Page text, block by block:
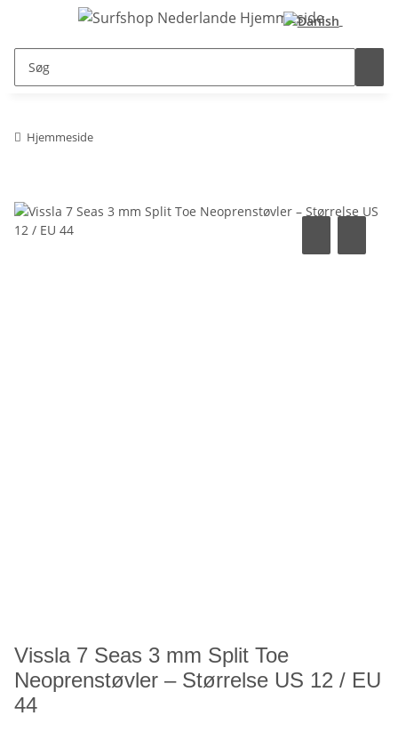
Hjemmeside
Vissla 7 Seas 3 mm Split Toe
Neoprenstøvler – Størrelse US 12 / EU
44